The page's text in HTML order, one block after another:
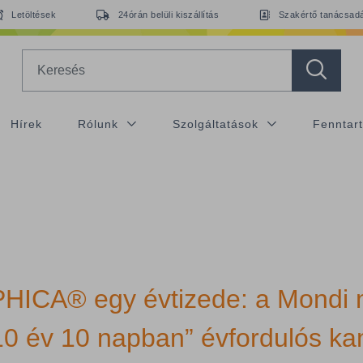
Letöltések 24órán belüli kiszállítás Szakértő
Hírek Rólunk Szolgáltatások
egy évtizede: a Mondi
év 10 napban” évfordulós